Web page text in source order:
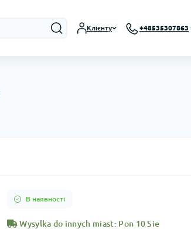
Клієнту +48535307863
В наявності
Wysylka do innych miast: Pon 10 Sie